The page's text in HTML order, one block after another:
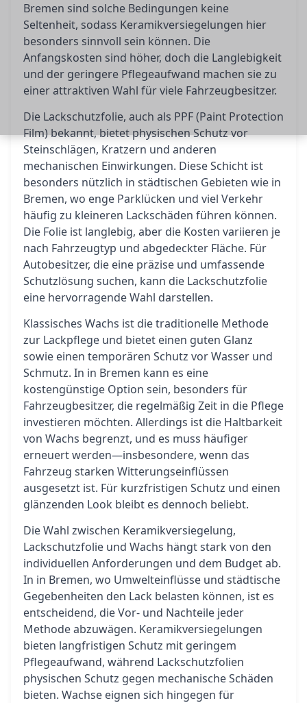
Bremen sind solche Bedingungen keine
Seltenheit, sodass Keramikversiegelungen hier
besonders sinnvoll sein können. Die
Anfangskosten sind höher, doch die Langlebigkeit
und der geringere Pflegeaufwand machen sie zu
einer attraktiven Wahl für viele Fahrzeugbesitzer.
Die Lackschutzfolie, auch als PPF (Paint Protection
Film) bekannt, bietet physischen Schutz vor
Steinschlägen, Kratzern und anderen
mechanischen Einwirkungen. Diese Schicht ist
besonders nützlich in städtischen Gebieten wie in
Bremen, wo enge Parklücken und viel Verkehr
häufig zu kleineren Lackschäden führen können.
Die Folie ist langlebig, aber die Kosten variieren je
nach Fahrzeugtyp und abgedeckter Fläche. Für
Autobesitzer, die eine präzise und umfassende
Schutzlösung suchen, kann die Lackschutzfolie
eine hervorragende Wahl darstellen.
Klassisches Wachs ist die traditionelle Methode
zur Lackpflege und bietet einen guten Glanz
sowie einen temporären Schutz vor Wasser und
Schmutz. In in Bremen kann es eine
kostengünstige Option sein, besonders für
Fahrzeugbesitzer, die regelmäßig Zeit in die Pflege
investieren möchten. Allerdings ist die Haltbarkeit
von Wachs begrenzt, und es muss häufiger
erneuert werden—insbesondere, wenn das
Fahrzeug starken Witterungseinflüssen
ausgesetzt ist. Für kurzfristigen Schutz und einen
glänzenden Look bleibt es dennoch beliebt.
Die Wahl zwischen Keramikversiegelung,
Lackschutzfolie und Wachs hängt stark von den
individuellen Anforderungen und dem Budget ab.
In in Bremen, wo Umwelteinflüsse und städtische
Gegebenheiten den Lack belasten können, ist es
entscheidend, die Vor- und Nachteile jeder
Methode abzuwägen. Keramikversiegelungen
bieten langfristigen Schutz mit geringem
Pflegeaufwand, während Lackschutzfolien
physischen Schutz gegen mechanische Schäden
bieten. Wachse eignen sich hingegen für